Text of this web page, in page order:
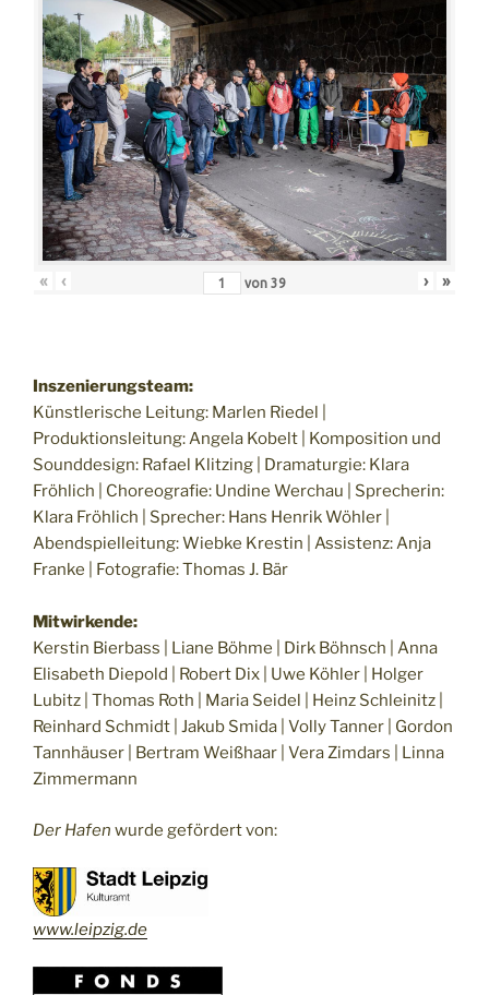
« ‹ von 39 › »
Inszenierungsteam:
Künstlerische Leitung: Marlen Riedel |
Produktionsleitung: Angela Kobelt | Komposition und
Sounddesign: Rafael Klitzing | Dramaturgie: Klara
Fröhlich | Choreografie: Undine Werchau | Sprecherin:
Klara Fröhlich | Sprecher: Hans Henrik Wöhler |
Abendspielleitung: Wiebke Krestin | Assistenz: Anja
Franke | Fotografie: Thomas J. Bär
Mitwirkende:
Kerstin Bierbass | Liane Böhme | Dirk Böhnsch | Anna
Elisabeth Diepold | Robert Dix | Uwe Köhler | Holger
Lubitz | Thomas Roth | Maria Seidel | Heinz Schleinitz |
Reinhard Schmidt | Jakub Smida | Volly Tanner | Gordon
Tannhäuser | Bertram Weißhaar | Vera Zimdars | Linna
Zimmermann
Der Hafen wurde gefördert von:
www.leipzig.de